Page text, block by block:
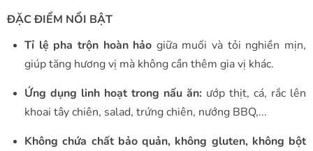
ĐẶC ĐIỂM NỔI BẬT
Tỉ lệ pha trộn hoàn hảo giữa muối và tỏi nghiền mịn,
giúp tăng hương vị mà không cần thêm gia vị khác.
Ứng dụng linh hoạt trong nấu ăn: ướp thịt, cá, rắc lên
khoai tây chiên, salad, trứng chiên, nướng BBQ,...
Không chứa chất bảo quản, không gluten, không bột